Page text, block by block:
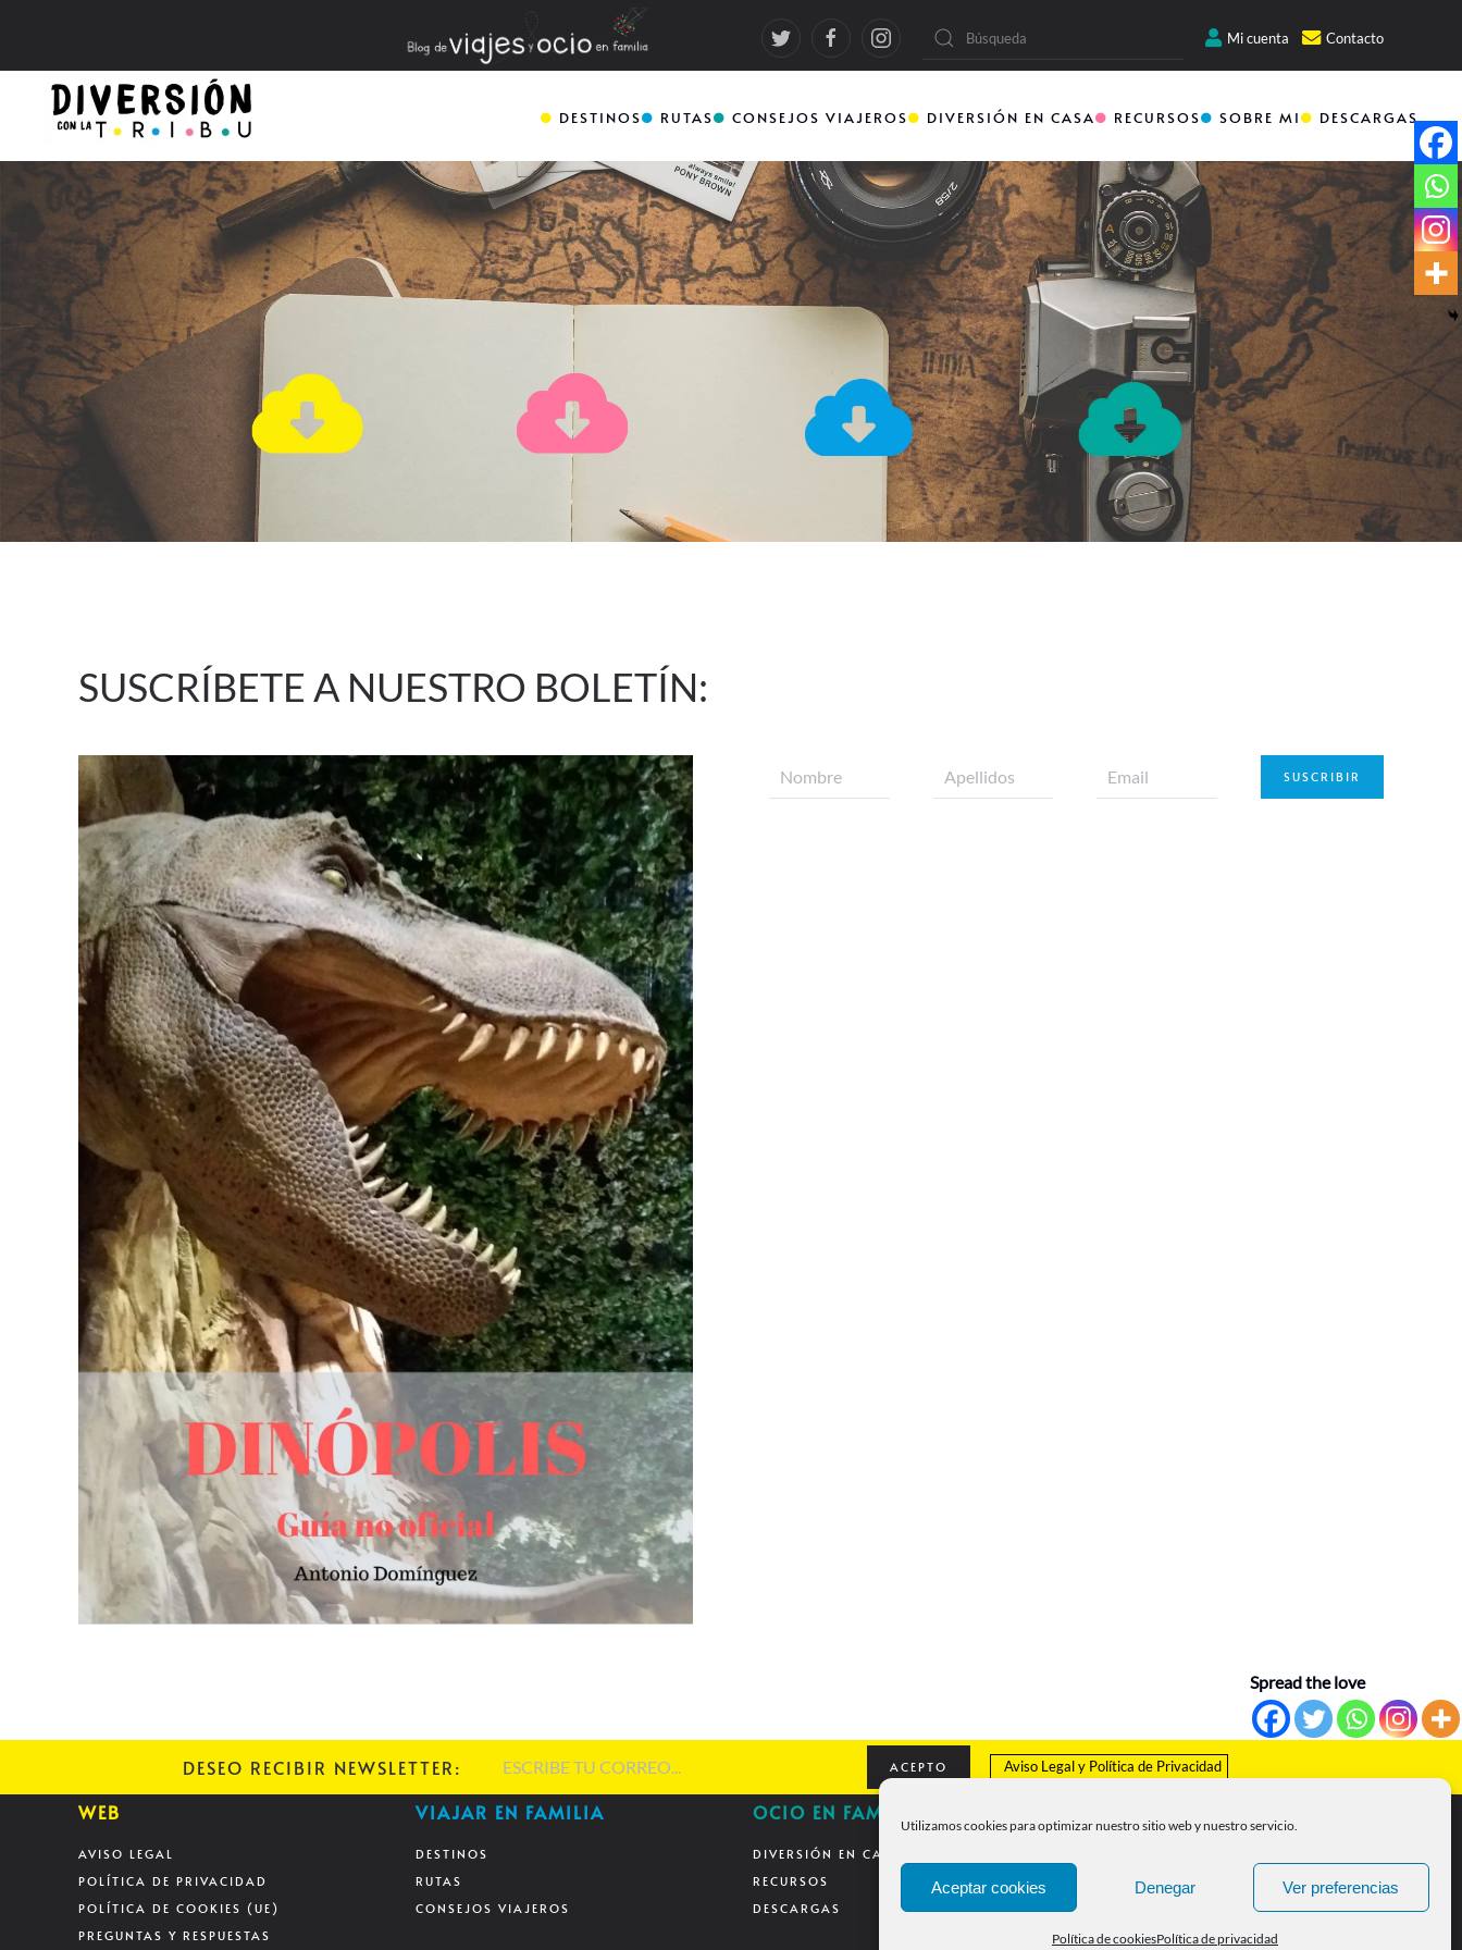
Utilizamos cookies para optimizar nuestro sitio web y nuestro servicio.
Aceptar cookies Denegar Ver preferencias
Política de cookiesPolítica de privacidad
Mi cuenta Contacto
DESTINOS RUTAS CONSEJOS VIAJEROS DIVERSIÓN EN CASA RECURSOS SOBRE MI DESCARGAS
SUSCRÍBETE A NUESTRO BOLETÍN:
SUSCRIBIR
Spread the love
DESEO RECIBIR NEWSLETTER: ACEPTO Aviso Legaly Política de Privacidad
WEB
AVISO LEGAL
POLÍTICA DE PRIVACIDAD
POLÍTICA DE COOKIES (UE)
PREGUNTAS Y RESPUESTAS
VIAJAR EN FAMILIA
DESTINOS
RUTAS
CONSEJOS VIAJEROS
OCIO EN FAMILIA
DIVERSIÓN EN CASA
RECURSOS
DESCARGAS